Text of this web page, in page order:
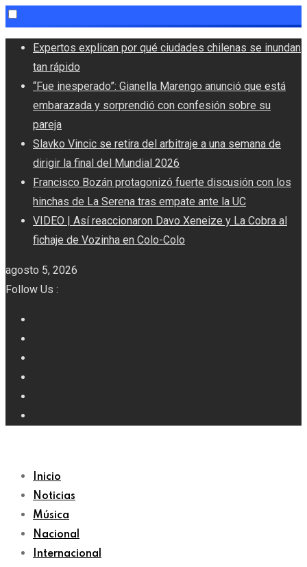
Skip
content
Expertos explican por qué ciudades chilenas se inundan
tan rápido
“Fue inesperado”: Gianella Marengo anunció que está
embarazada y sorprendió con confesión sobre su
pareja
Slavko Vincic se retira del arbitraje a una semana de
dirigir la final del Mundial 2026
Francisco Bozán protagonizó fuerte discusión con los
hinchas de La Serena tras empate ante la UC
VIDEO | Así reaccionaron Davo Xeneize y La Cobra al
fichaje de Vozinha en Colo-Colo
agosto 5, 2026
Follow Us :
Inicio
Noticias
Música
Nacional
Internacional